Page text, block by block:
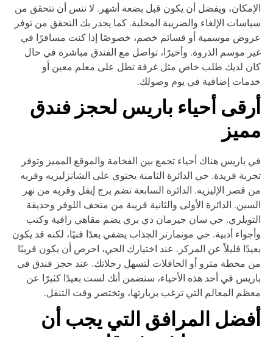
ويفضل أن يكون قبل بضعة أشهر. لا تنس أن تتحقق من
الإلغاء والضريبة المحلية. كما يجدر بك التحقق من توفر
موسمية أو قسائم خصم، خصوصًا إذا كنت مسافرًا في
موسم الذروة. وأخيرًا، تواصل مع الفندق مباشرة في حال
لديك طلب خاص مثل غرفة تطل على معلم معين أو
إضافية في يوم وصولك.
أحياء باريس لحجز فندق
باريس هناك أحياء تجمع بين الفخامة والموقع المميز وتوفر
فريدة. حي الدائرة الثامنة يحتوي على الشانزليزيه وقربه
قصر الإليزيه. الدائرة السابعة تضم برج إيفل وقربه من نهر
الدائرة الأولى والثانية قريبة من متحف اللوفر وحديقة
حي سان جيرمان دي بري يضم مقاهي راقية وكتب
أدبية. حي مونمارتر الجذاب يضفي بعدًا فنيًا، لكنه قد يكون
قليلاً عن المركز. عند اختيارك الحي، احرص أن يكون قريبًا
محطة مترو أو الحافلات لتسهل رحلاتك. عند حجز فندق في
في أحد هذه الأحياء، ستضمن أنك لست بعيدًا كثيرًا عن
المعالم التي ترغب بزيارتها، وتختصر وقت التنقل.
المرافق التي يجب أن